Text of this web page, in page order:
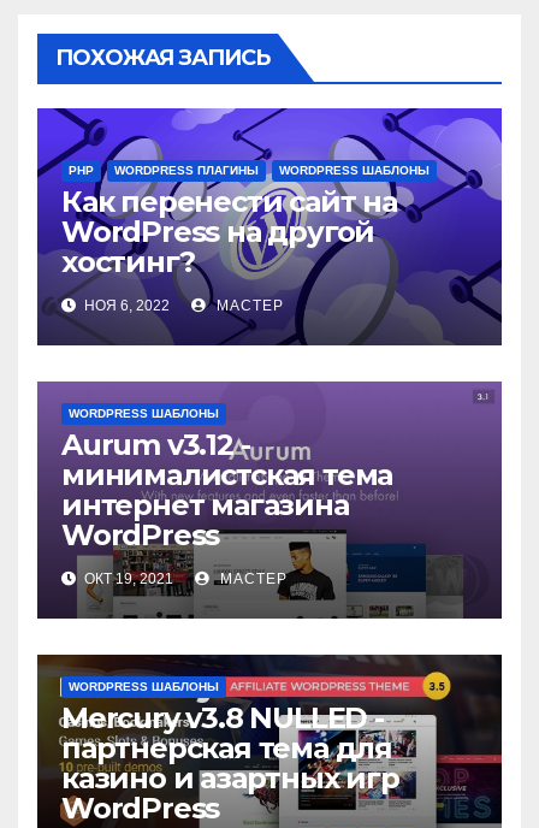
ПОХОЖАЯ ЗАПИСЬ
PHP WORDPRESS ПЛАГИНЫ WORDPRESS ШАБЛОНЫ
Как перенести сайт на
WordPress на другой
хостинг?
НОЯ 6, 2022 МАСТЕР
WORDPRESS ШАБЛОНЫ
Aurum v3.12 -
минималистская тема
интернет магазина
WordPress
ОКТ 19, 2021 МАСТЕР
WORDPRESS ШАБЛОНЫ
Mercury v3.8 NULLED -
партнерская тема для
казино и азартных игр
WordPress